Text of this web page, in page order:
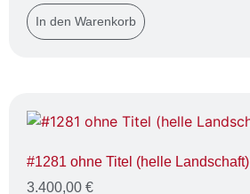
In den Warenkorb
#1281 ohne Titel (helle Landschaft)
3.400,00 €